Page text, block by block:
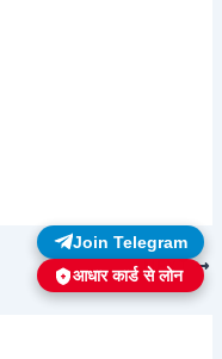
NEXT
Join Telegram
आधार कार्ड से लोन